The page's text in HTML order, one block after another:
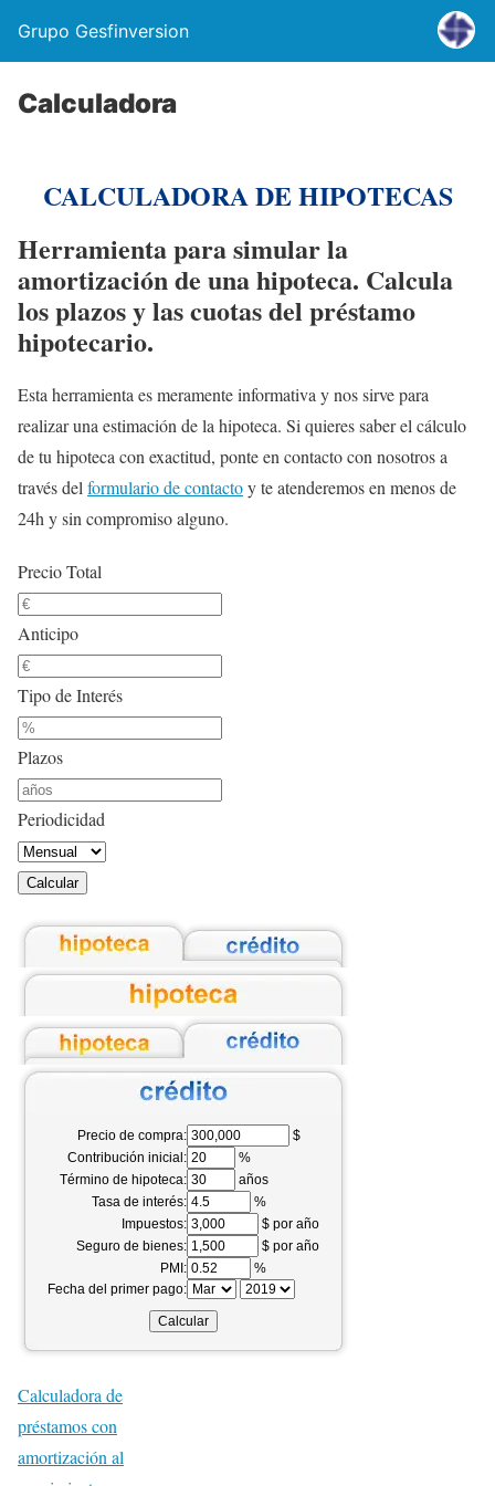
Grupo Gesfinversion
Calculadora
CALCULADORA DE HIPOTECAS
Herramienta para simular la
amortización de una hipoteca. Calcula
los plazos y las cuotas del préstamo
hipotecario.
Esta herramienta es meramente informativa y nos sirve para
realizar una estimación de la hipoteca. Si quieres saber el cálculo
de tu hipoteca con exactitud, ponte en contacto con nosotros a
través del formulario de contactoy te atenderemos en menos de
24h y sin compromiso alguno.
Precio Total
Anticipo
Tipo de Interés
Plazos
Periodicidad
Precio de compra:
$
Contribución inicial:
%
Término de hipoteca:
años
Tasa de interés:
%
Impuestos:
$ por año
Seguro de bienes:
$ por año
PMI:
%
Fecha del primer pago:
Calculadora de
préstamos con
amortización al